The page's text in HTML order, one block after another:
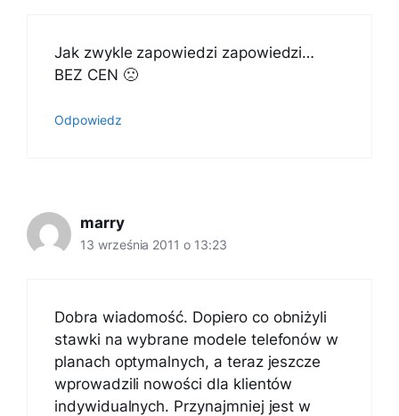
Jak zwykle zapowiedzi zapowiedzi…
BEZ CEN 🙁
Odpowiedz
marry
13 września 2011 o 13:23
Dobra wiadomość. Dopiero co obniżyli
stawki na wybrane modele telefonów w
planach optymalnych, a teraz jeszcze
wprowadzili nowości dla klientów
indywidualnych. Przynajmniej jest w